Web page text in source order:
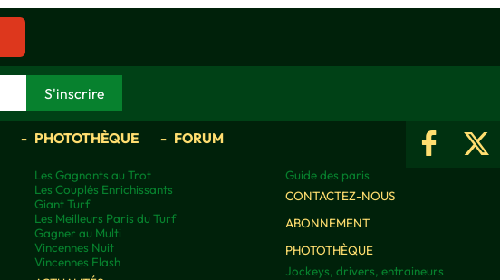
PHOTOTHÈQUE FORUM
Les Gagnants au Trot
Les Couplés Enrichissants
Giant Turf
Les Meilleurs Paris du Turf
Gagner au Multi
Vincennes Nuit
Vincennes Flash
Guide des paris
CONTACTEZ-NOUS
ABONNEMENT
PHOTOTHÈQUE
Jockeys, drivers, entraineurs